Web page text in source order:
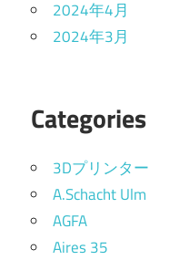
2024年4月
2024年3月
Categories
3Dプリンター
A.Schacht Ulm
AGFA
Aires 35